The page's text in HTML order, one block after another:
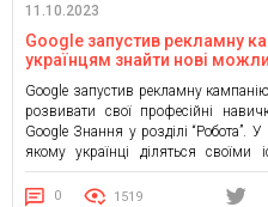
11.10.2023
Google запустив рекламну
українцям знайти нові
Google запустив рекламну
розвивати свої професійні
Google Знання у розділі “Робота”.
якому українці діляться своїми
допомогло їм змінити життя у
розповідається, як онлайн-курси
0 1519